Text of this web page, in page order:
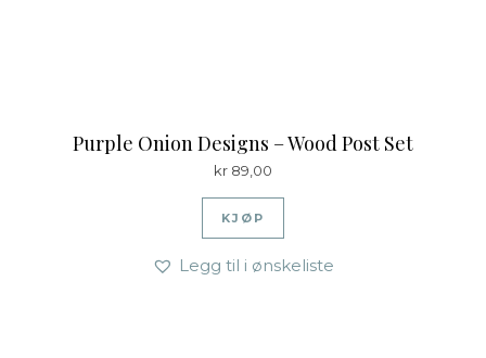
Purple Onion Designs – Wood Post Set
kr 89,00
KJØP
Legg til i ønskeliste